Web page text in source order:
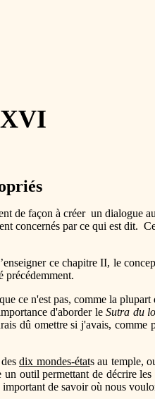
de façon à créer un dialogue
concernés par ce qui est dit.
ce chapitre II, le
précédemment.
ce n'est pas, comme la plupart
d'aborder leSutra du
dû omettre si j'avais, comme
dix mondes-états au temple,
outil permettant de décrire
de savoir où nous